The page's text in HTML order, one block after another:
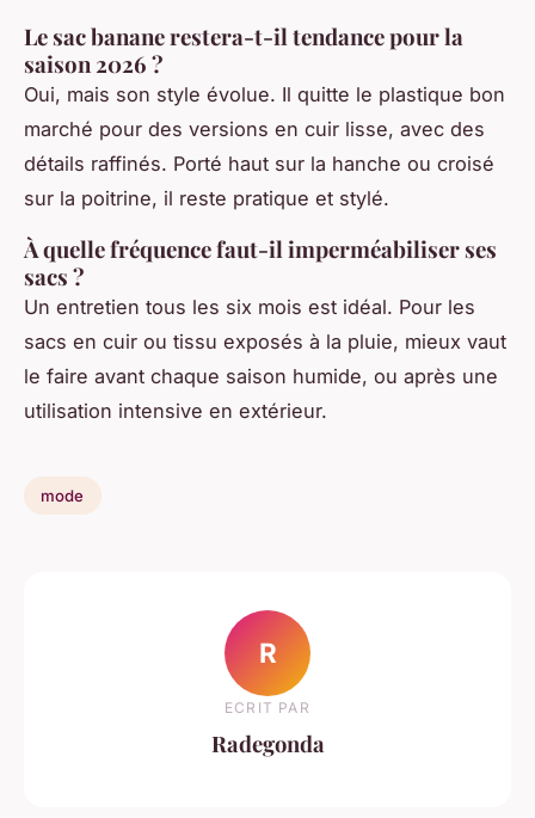
Le sac banane restera-t-il tendance pour la
saison 2026 ?
Oui, mais son style évolue. Il quitte le plastique bon
marché pour des versions en cuir lisse, avec des
détails raffinés. Porté haut sur la hanche ou croisé
sur la poitrine, il reste pratique et stylé.
À quelle fréquence faut-il imperméabiliser ses
sacs ?
Un entretien tous les six mois est idéal. Pour les
sacs en cuir ou tissu exposés à la pluie, mieux vaut
le faire avant chaque saison humide, ou après une
utilisation intensive en extérieur.
mode
R
ECRIT PAR
Radegonda